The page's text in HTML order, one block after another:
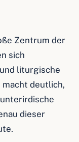
Zentrum der
sich
liturgische
macht deutlich,
dieser